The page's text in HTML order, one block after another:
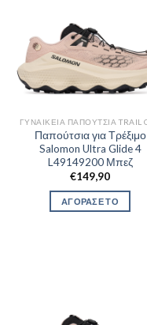
Παπούτσια για Τρέξιμο
Salomon Ultra Glide 4
L49149200 Μπεζ
€149,90
ΑΓΟΡΑΣΕ ΤΟ